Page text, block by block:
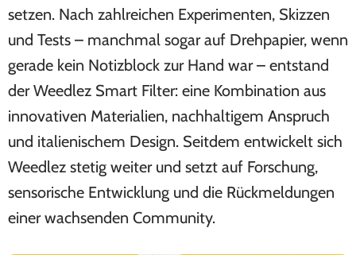
setzen. Nach zahlreichen Experimenten, Skizzen
und Tests – manchmal sogar auf Drehpapier, wenn
gerade kein Notizblock zur Hand war – entstand
der Weedlez Smart Filter: eine Kombination aus
innovativen Materialien, nachhaltigem Anspruch
und italienischem Design. Seitdem entwickelt sich
Weedlez stetig weiter und setzt auf Forschung,
sensorische Entwicklung und die Rückmeldungen
einer wachsenden Community.